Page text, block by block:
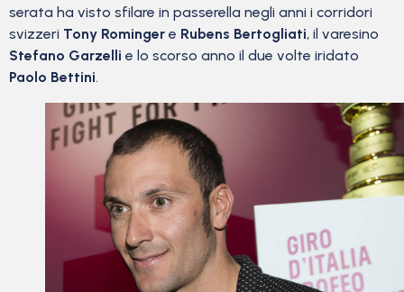
serata ha visto sfilare in passerella negli anni i corridori
svizzeri Tony Rominger e Rubens Bertogliati, il varesino
Stefano Garzelli e lo scorso anno il due volte iridato
Paolo Bettini.